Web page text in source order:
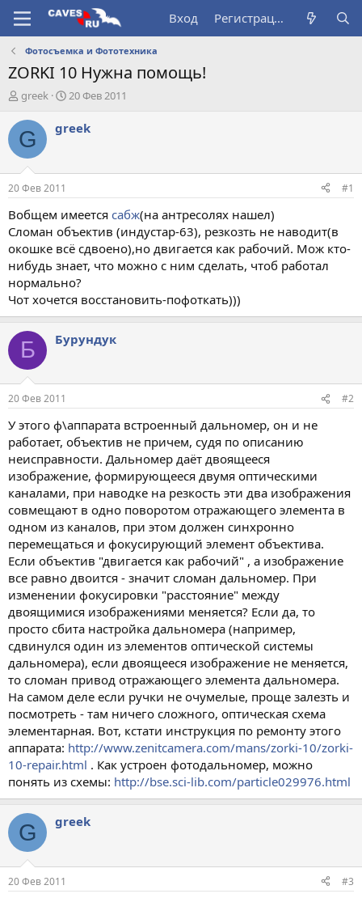
Вход Регистрация
Фотосъемка и Фототехника
ZORKI 10 Нужна помощь!
А
т
о
т
е
м
ы
greek
Д
т
а
л
а
20 Фев 2011
G greek
20 Фев 2011 #1
Вобщем имеется сабж(на антресолях нашел)
Сломан объектив (индустар-63), резкозть не наводит(в
окошке всё сдвоено),но двигается как рабочий. Мож кто-
нибудь знает, что можно с ним сделать, чтоб работал
нормально?
Чот хочется восстановить-пофоткать)))
Б Бурундук
20 Фев 2011 #2
У этого ф\аппарата встроенный дальномер, он и не
работает, объектив не причем, судя по описанию
неисправности. Дальномер даёт двоящееся
изображение, формирующееся двумя оптическими
каналами, при наводке на резкость эти два изображения
совмещают в одно поворотом отражающего элемента в
одном из каналов, при этом должен синхронно
перемещаться и фокусирующий элемент объектива.
Если объектив "двигается как рабочий" , а изображение
все равно двоится - значит сломан дальномер. При
изменении фокусировки "расстояние" между
двоящимися изображениями меняется? Если да, то
просто сбита настройка дальномера (например,
сдвинулся один из элементов оптической системы
дальномера), если двоящееся изображение не меняется,
то сломан привод отражающего элемента дальномера.
На самом деле если ручки не очумелые, проще залезть и
посмотреть - там ничего сложного, оптическая схема
элементарная. Вот, кстати инструкция по ремонту этого
аппарата: http://www.zenitcamera.com/mans/zorki-10/zorki-
10-repair.html . Как устроен фотодальномер, можно
понять из схемы: http://bse.sci-lib.com/particle029976.html
G greek
20 Фев 2011 #3